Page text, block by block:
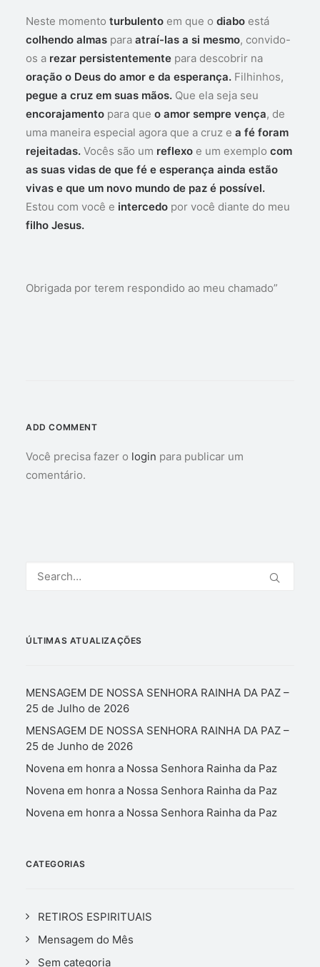
Neste momento turbulento em que o diabo está
colhendo almas para atraí-las a si mesmo, convido-
os a rezar persistentemente para descobrir na
oração o Deus do amor e da esperança. Filhinhos,
pegue a cruz em suas mãos. Que ela seja seu
encorajamento para que o amor sempre vença, de
uma maneira especial agora que a cruz e a fé foram
rejeitadas. Vocês são um reflexo e um exemplo com
as suas vidas de que fé e esperança ainda estão
vivas e que um novo mundo de paz é possível.
Estou com você e intercedo por você diante do meu
filho Jesus.
Obrigada por terem respondido ao meu chamado”
ADD COMMENT
Você precisa fazer o login para publicar um
comentário.
ÚLTIMAS ATUALIZAÇÕES
MENSAGEM DE NOSSA SENHORA RAINHA DA PAZ –
25 de Julho de 2026
MENSAGEM DE NOSSA SENHORA RAINHA DA PAZ –
25 de Junho de 2026
Novena em honra a Nossa Senhora Rainha da Paz
Novena em honra a Nossa Senhora Rainha da Paz
Novena em honra a Nossa Senhora Rainha da Paz
CATEGORIAS
RETIROS ESPIRITUAIS
Mensagem do Mês
Sem categoria